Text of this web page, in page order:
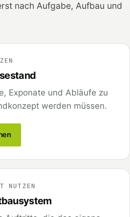
nach Aufgabe, Aufbau und
Exponate und Abläufe zu
werden müssen.
NUTZEN